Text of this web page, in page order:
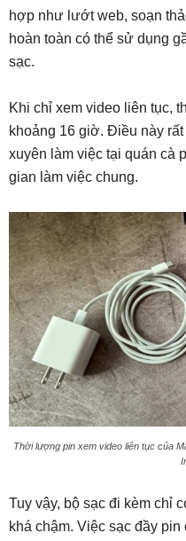
hợp như lướt web, soạn
hoàn toàn có thể sử dụng
sạc.
Khi chỉ xem video liên tục,
khoảng 16 giờ. Điều này
xuyên làm việc tại quán cà
gian làm việc chung.
Thời lượng pin xem video liên tục của
Tuy vậy, bộ sạc đi kèm chỉ
khá chậm. Việc sạc đầy